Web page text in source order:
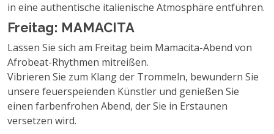
in eine authentische italienische Atmosphäre entführen.
Freitag: MAMACITA
Lassen Sie sich am Freitag beim Mamacita-Abend von
Afrobeat-Rhythmen mitreißen.
Vibrieren Sie zum Klang der Trommeln, bewundern Sie
unsere feuerspeienden Künstler und genießen Sie
einen farbenfrohen Abend, der Sie in Erstaunen
versetzen wird.